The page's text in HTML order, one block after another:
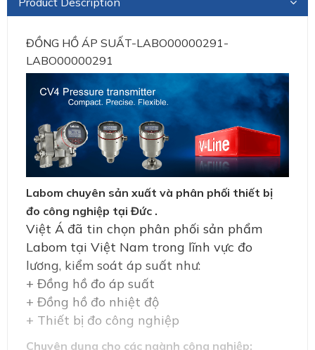
ĐỒNG HỒ ÁP SUẤT-LABO00000291-
LABO00000291
Labom chuyên sản xuất và phân phối thiết bị
đo công nghiệp tại Đức .
Việt Á đã tin chọn phân phối sản phẩm
Labom tại Việt Nam trong lĩnh vực đo
lương, kiểm soát áp suất như:
+ Đồng hồ đo áp suất
+ Đồng hồ đo nhiệt độ
+ Thiết bị đo công nghiệp
Chuyên dụng cho các ngành công nghiệp: